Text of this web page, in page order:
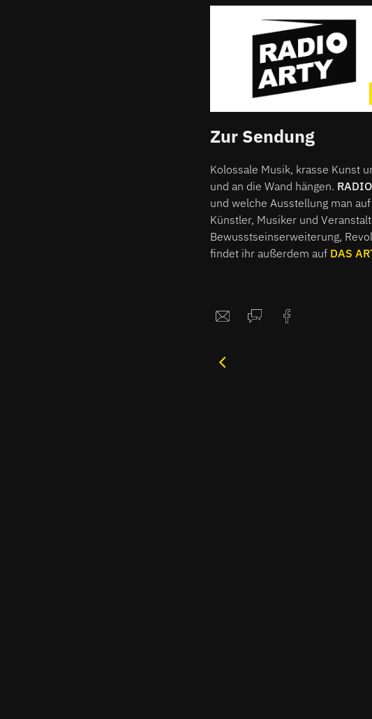
Zur Sendung
Kolossale Musik, krasse Kunst
und an die Wand hängen.
und welche Ausstellung man
Künstler, Musiker und
Bewusstseinserweiterung,
findet ihr außerdem auf DAS